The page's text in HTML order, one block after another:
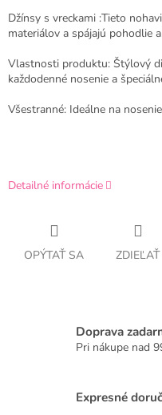
Džínsy s vreckami :Tieto
materiálov a spájajú pohodlie
Vlastnosti produktu: Štýlový
každodenné nosenie a
Všestranné: Ideálne na
Detailné informácie
OPÝTAŤ SA ZDIEĽAŤ
Doprava
Pri nákupe nad
Expresné